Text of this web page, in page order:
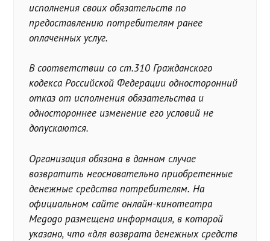
исполнения своих обязательств по
предоставлению потребителям ранее
оплаченных услуг.
В соответствии со ст.310 Гражданского
кодекса Российской Федерации односторонний
отказ от исполнения обязательства и
одностороннее изменение его условий не
допускаются.
Организация обязана в данном случае
возвратить неосновательно приобретенные
денежные средства потребителям. На
официальном сайте онлайн-кинотеатра
Megogo размещена информация, в которой
указано, что «для возврата денежных средств